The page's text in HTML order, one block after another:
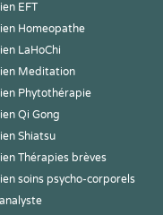
EFT
Homeopathe
LaHoChi
Meditation
Phytothérapie
Qi Gong
Shiatsu
Thérapies brèves
soins psycho-corporels